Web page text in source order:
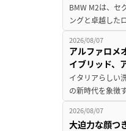
BMW M2は、セ
ングと卓越した
2026/08/07
アルファロメ
イブリッド、
イタリアらしい
の新時代を象徴
2026/08/07
大迫力な顔つ